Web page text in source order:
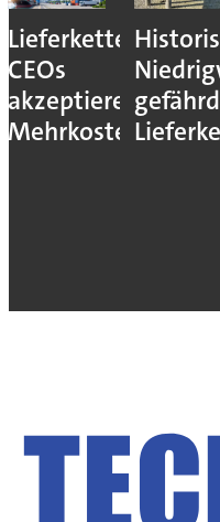
CEOs
akzeptieren
Mehrkosten